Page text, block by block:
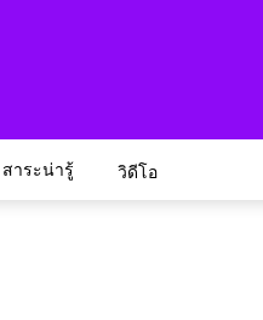
สาระน่ารู้ วิดีโอ